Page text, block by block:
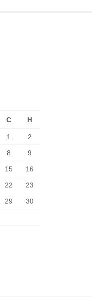
С Н
1 2
8 9
15 16
22 23
29 30